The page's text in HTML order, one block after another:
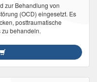
zur Behandlung von
(OCD) eingesetzt. Es
posttraumatische
zu behandeln.